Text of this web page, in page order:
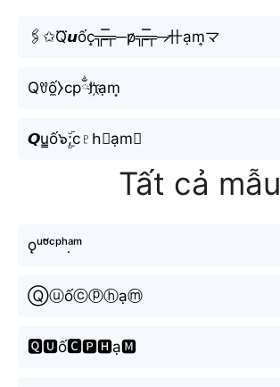
🖇️✩Q⃜𝙪ốc̝╦̵̵̿╤─p̷╦̵̵̿╤─̷卄ạm͎マ
Qꀎố̼⧽cpྂh҉ạm͙
𝙌u̳ố๖ۣۜ;c♇h⃘ạm≋
Tất cả mẫu
ǫᵘᵒ̂́ᶜᵖʰᵃ̣ᵐ
Ⓠⓤốⓒⓟⓗạⓜ
🆀🆄ố🅲🅿🅷ạ🅼